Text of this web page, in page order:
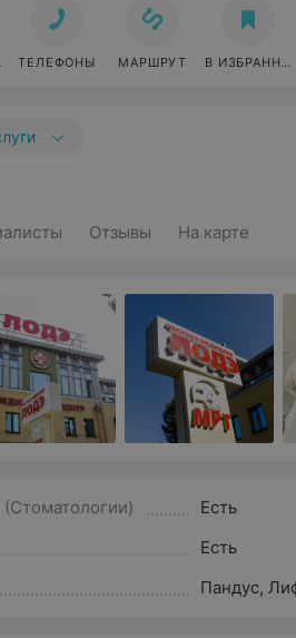
ТЕЛЕФОНЫ МАРШРУТ В ИЗБРАННОЕ
Отзывы На карте
Есть
Есть
Пандус,